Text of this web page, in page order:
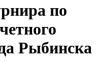
по
Рыбинска